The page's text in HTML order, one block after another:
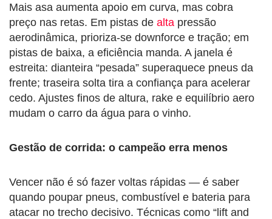
Mais asa aumenta apoio em curva, mas cobra
preço nas retas. Em pistas de alta pressão
aerodinâmica, prioriza-se downforce e tração; em
pistas de baixa, a eficiência manda. A janela é
estreita: dianteira “pesada” superaquece pneus da
frente; traseira solta tira a confiança para acelerar
cedo. Ajustes finos de altura, rake e equilíbrio aero
mudam o carro da água para o vinho.
Gestão de corrida: o campeão erra menos
Vencer não é só fazer voltas rápidas — é saber
quando poupar pneus, combustível e bateria para
atacar no trecho decisivo. Técnicas como “lift and